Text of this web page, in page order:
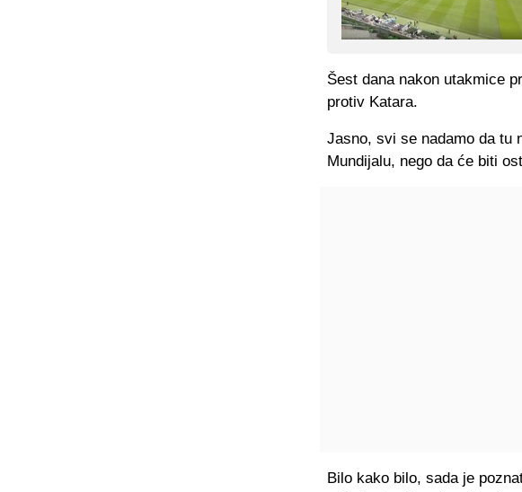
Šest dana nakon utakmice
protiv Katara.
Jasno, svi se nadamo da tu
Mundijalu, nego da će biti
Bilo kako bilo, sada je